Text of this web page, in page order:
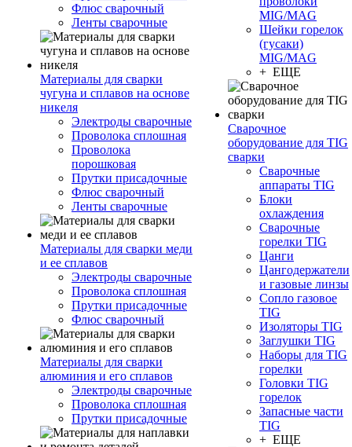
Флюс сварочный
Ленты сварочные
Материалы для сварки
чугуна и сплавов на основе
никеля
Электроды сварочные
Проволока сплошная
Проволока
порошковая
Прутки присадочные
Флюс сварочный
Ленты сварочные
Материалы для сварки меди
и ее сплавов
Электроды сварочные
Проволока сплошная
Прутки присадочные
Флюс сварочный
Материалы для сварки
алюминия и его сплавов
Электроды сварочные
Проволока сплошная
Прутки присадочные
MIG/MAG
Шейки горелок
(гусаки)
MIG/MAG
+ ЕЩЕ
Сварочное
оборудование для TIG
сварки
Сварочные
аппараты TIG
Блоки
охлаждения
Сварочные
горелки TIG
Цанги
Цангодержатели
и газовые линзы
Сопло газовое
TIG
Изоляторы TIG
Заглушки TIG
Наборы для TIG
горелки
Головки TIG
горелок
Запасные части
TIG
+ ЕЩЕ